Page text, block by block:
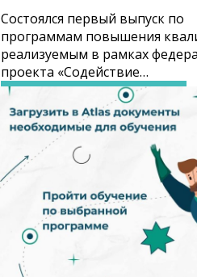
Состоялся первый выпуск по
программам повышения
реализуемым в рамках
проекта «Содействие…
Многофункциональный центр
квалификаций (курсы)
Новости